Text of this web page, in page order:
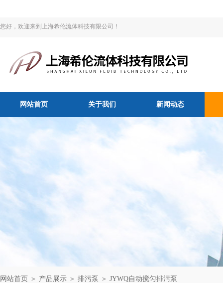
您好，欢迎来到上海希伦流体科技有限公司！
网站首页 关于我们 新闻动态
网站首页 ＞ 产品展示 ＞ 排污泵 ＞ JYWQ自动搅匀排污泵